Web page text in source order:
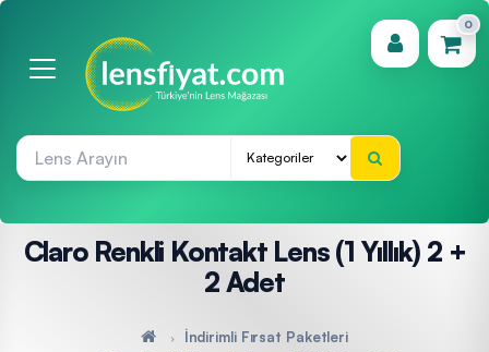
0
(0)
Claro Renkli Kontakt Lens (1 Yıllık) 2 +
2 Adet
İndirimli Fırsat Paketleri